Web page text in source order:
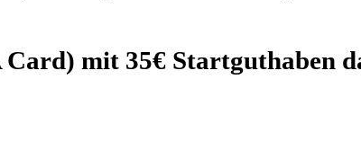
mit 35€ Startguthaben